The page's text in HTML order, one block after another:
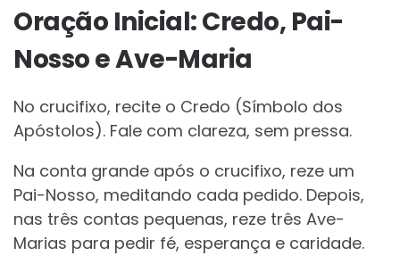
Oração Inicial: Credo, Pai-
Nosso e Ave-Maria
No crucifixo, recite o Credo (Símbolo dos
Apóstolos). Fale com clareza, sem pressa.
Na conta grande após o crucifixo, reze um
Pai-Nosso, meditando cada pedido. Depois,
nas três contas pequenas, reze três Ave-
Marias para pedir fé, esperança e caridade.